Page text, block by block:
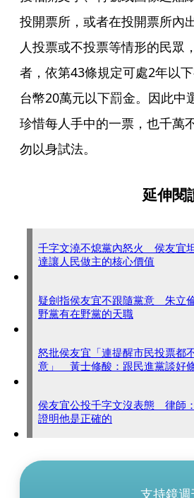
投開票所，或者在投開票所內
人投票或不投票等情形的民眾
者，依第43條規定可處2年以
台幣20萬元以下罰金。因此中
珍惜每人手中的一票，也千萬
勿以身試法。
延伸閱
千字文澆不熄黨內怒火 侯友宜
達讓人民做主的核心價值
疑劍指侯友宜不跟隨黨意 朱立
野黨有在野黨的天職
怒批侯友宜「連提醒市民投票都
意」 黃士修酸：跟民進黨談好
侯友宜公投千字文沒表態 律師
證明他是正確的
支持鏡週